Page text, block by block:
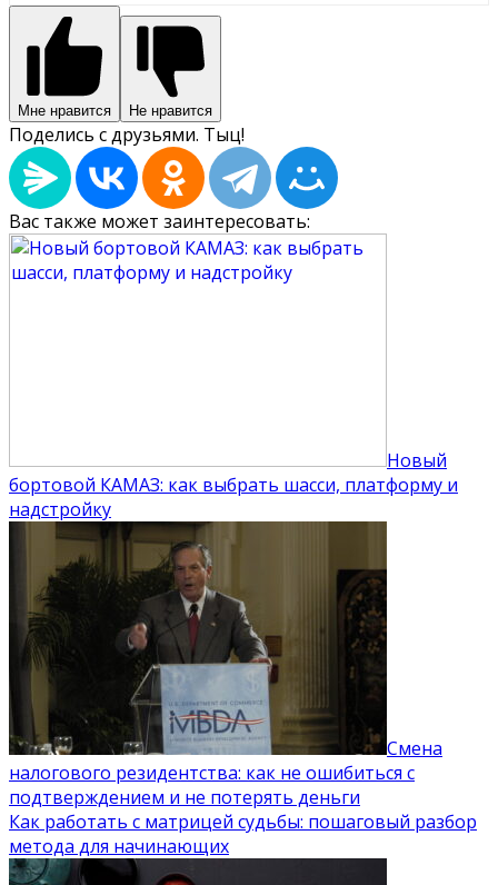
Мне нравится Не нравится
Поделись с друзьями. Тыц!
Вас также может заинтересовать:
Новый
бортовой КАМАЗ: как выбрать шасси, платформу и
надстройку
Смена
налогового резидентства: как не ошибиться с
подтверждением и не потерять деньги
Как работать с матрицей судьбы: пошаговый разбор
метода для начинающих